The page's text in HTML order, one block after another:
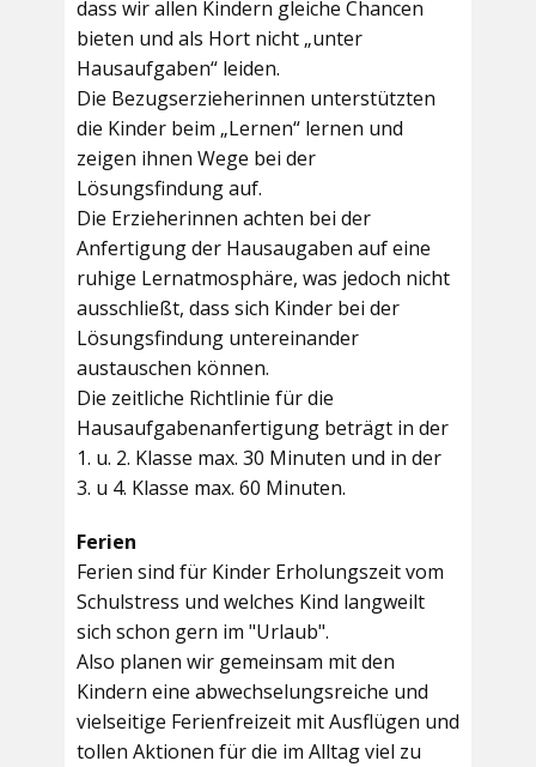
dass wir allen Kindern gleiche Chancen
bieten und als Hort nicht „unter
Hausaufgaben“ leiden.
Die Bezugserzieherinnen unterstützten
die Kinder beim „Lernen“ lernen und
zeigen ihnen Wege bei der
Lösungsfindung auf.
Die Erzieherinnen achten bei der
Anfertigung der Hausaugaben auf eine
ruhige Lernatmosphäre, was jedoch nicht
ausschließt, dass sich Kinder bei der
Lösungsfindung untereinander
austauschen können.
Die zeitliche Richtlinie für die
Hausaufgabenanfertigung beträgt in der
1. u. 2. Klasse max. 30 Minuten und in der
3. u 4. Klasse max. 60 Minuten.
Ferien
Ferien sind für Kinder Erholungszeit vom
Schulstress und welches Kind langweilt
sich schon gern im "Urlaub".
Also planen wir gemeinsam mit den
Kindern eine abwechselungsreiche und
vielseitige Ferienfreizeit mit Ausflügen und
tollen Aktionen für die im Alltag viel zu